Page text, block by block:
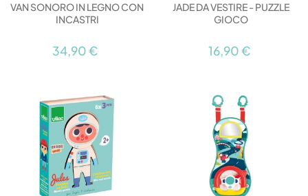
VAN SONORO IN LEGNO CON
INCASTRI
34,90 €
JADE DA VESTIRE - PUZZLE
GIOCO
16,90 €